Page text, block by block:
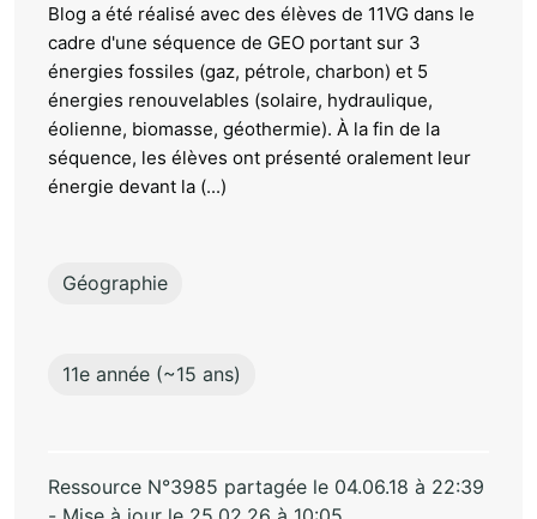
Blog a été réalisé avec des élèves de 11VG dans le
cadre d'une séquence de GEO portant sur 3
énergies fossiles (gaz, pétrole, charbon) et 5
énergies renouvelables (solaire, hydraulique,
éolienne, biomasse, géothermie). À la fin de la
séquence, les élèves ont présenté oralement leur
énergie devant la (...)
Géographie
11e année (~15 ans)
Ressource N°3985 partagée le 04.06.18 à 22:39